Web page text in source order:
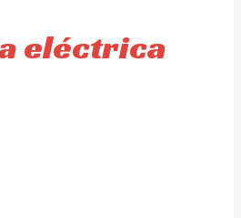
eléctrica